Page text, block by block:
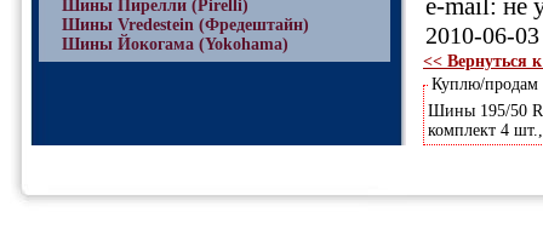
Шины Пирелли (Pirelli)
Шины Vredestein (Фредештайн)
Шины Йокогама (Yokohama)
e-mail: не
2010-06-
<< Вернуться
Куплю/
Шины 195/50 R-
комплект 4